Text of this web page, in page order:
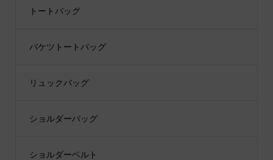
トートバッグ
バケツトートバッグ
リュックバッグ
ショルダーバッグ
ショルダーベルト